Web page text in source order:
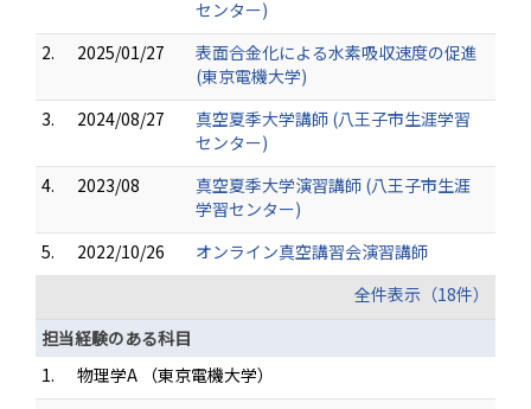
センター)
2.
2025/01/27
表面合金化による水素吸収速度の促進
(東京電機大学)
3.
2024/08/27
真空夏季大学講師 (八王子市生涯学習
センター)
4.
2023/08
真空夏季大学演習講師 (八王子市生涯
学習センター)
5.
2022/10/26
オンライン真空講習会演習講師
全件表示（18件）
担当経験のある科目
1.
物理学A （東京電機大学）